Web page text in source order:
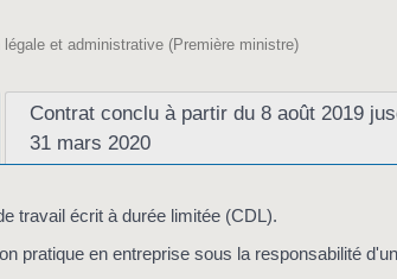
et administrative (Première ministre)
Contrat conclu à partir du 8 août 2019
31 mars 2020
travail écrit à durée limitée (CDL).
pratique en entreprise sous la responsabilité